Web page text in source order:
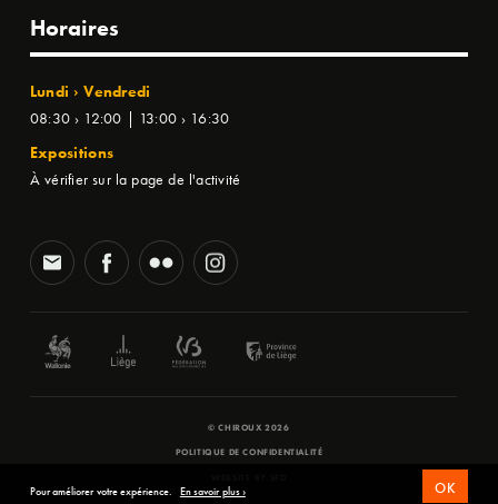
Horaires
Lundi › Vendredi
08:30 › 12:00 | 13:00 › 16:30
Expositions
À vérifier sur la page de l'activité
© CHIROUX 2026
POLITIQUE DE CONFIDENTIALITÉ
Pour améliorer votre expérience. En savoir plus › OK